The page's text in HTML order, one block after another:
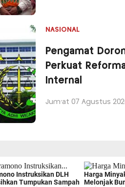
NASIONAL
Pengamat
Perkuat
Internal
Jum'at 07 Agustus